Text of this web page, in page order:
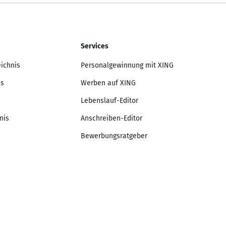
Services
Personalgewinnung mit XING
Werben auf XING
Lebenslauf-Editor
Anschreiben-Editor
Bewerbungsratgeber